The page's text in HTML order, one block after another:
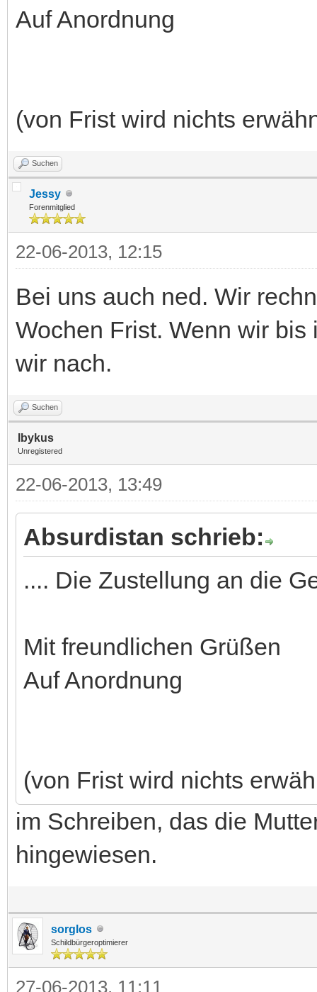
Auf Anordnung
(von Frist wird nichts
Suchen
Jessy
Forenmitglied
22-06-2013, 12:15
Bei uns auch ned. Wir
Wochen Frist. Wenn wir
wir nach.
Suchen
Ibykus
Unregistered
22-06-2013, 13:49
Absurdistan schrieb:
.... Die Zustellung an die
Mit freundlichen Grüßen
Auf Anordnung
(von Frist wird nichts
im Schreiben, das die
hingewiesen.
sorglos
Schildbürgeroptimierer
27-06-2013, 11:11